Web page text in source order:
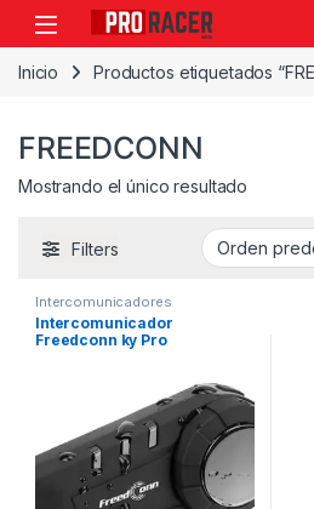
Inicio Productos etiquetados
FREEDCONN
Mostrando el único resultado
Filters
Intercomunicadores
Intercomunicador
Freedconn ky Pro